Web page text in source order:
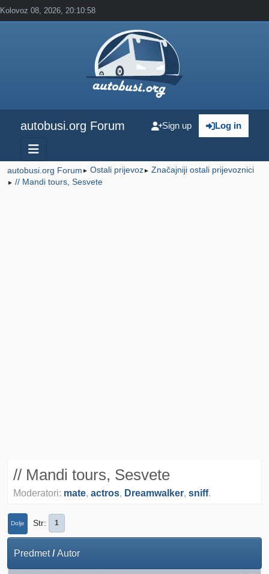
Kolovoz 08, 2026, 20:10:58
autobusi.org Forum Log in
Sign up
autobusi.org Forum ► Ostali prijevoz► Značajniji ostali prijevoznici
► // Mandi tours, Sesvete
// Mandi tours, Sesvete
Moderatori: mate, actros, Dreamwalker, sniff.
Dolje Str 1
Predmet/Autor